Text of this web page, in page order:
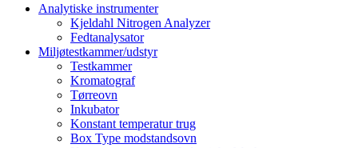
Analytiske instrumenter
Kjeldahl Nitrogen Analyzer
Fedtanalysator
Miljøtestkammer/udstyr
Testkammer
Kromatograf
Tørreovn
Inkubator
Konstant temperatur trug
Box Type modstandsovn